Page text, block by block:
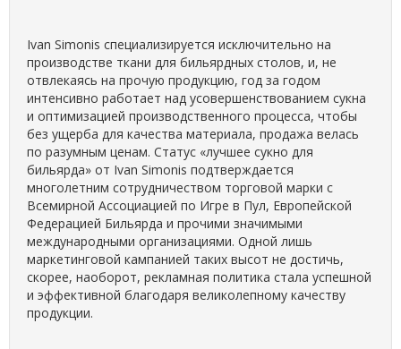
Ivan Simonis специализируется исключительно на
производстве ткани для бильярдных столов, и, не
отвлекаясь на прочую продукцию, год за годом
интенсивно работает над усовершенствованием сукна
и оптимизацией производственного процесса, чтобы
без ущерба для качества материала, продажа велась
по разумным ценам. Статус «лучшее сукно для
бильярда» от Ivan Simonis подтверждается
многолетним сотрудничеством торговой марки с
Всемирной Ассоциацией по Игре в Пул, Европейской
Федерацией Бильярда и прочими значимыми
международными организациями. Одной лишь
маркетинговой кампанией таких высот не достичь,
скорее, наоборот, рекламная политика стала успешной
и эффективной благодаря великолепному качеству
продукции.